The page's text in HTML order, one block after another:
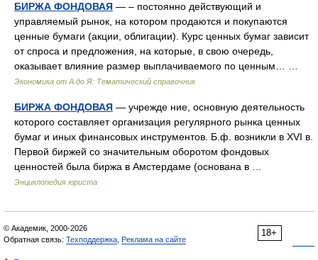
БИРЖА ФОНДОВАЯ — – постоянно действующий и
управляемый рынок, на котором продаются и покупаются
ценные бумаги (акции, облигации). Курс ценных бумаг зависит
от спроса и предложения, на которые, в свою очередь,
оказывает влияние размер выплачиваемого по ценным… …
Экономика от А до Я: Тематический справочник
БИРЖА ФОНДОВАЯ — учрежде ние, основную деятельность
которого составляет организация регулярного рынка ценных
бумаг и иных финансовых инструментов. Б.ф. возникли в XVI в.
Первой биржей со значительным оборотом фондовых
ценностей была биржа в Амстердаме (основана в …
Энциклопедия юриста
18+
© Академик, 2000-2026
Обратная связь: Техподдержка Реклама на сайте